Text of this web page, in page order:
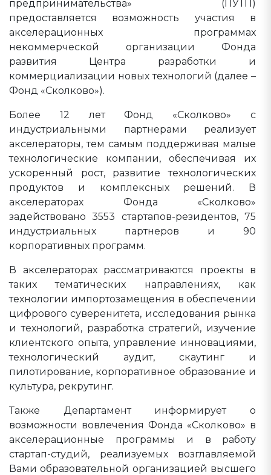
предпринимательства» (ПУТП)
предоставляется возможность участия в
акселерационных программах
некоммерческой организации Фонда
развития Центра разработки и
коммерциализации новых технологий (далее –
Фонд «Сколково»).
Более 12 лет Фонд «Сколково» с
индустриальными партнерами реализует
акселераторы, тем самым поддерживая малые
технологические компании, обеспечивая их
ускоренный рост, развитие технологических
продуктов и комплексных решений. В
акселераторах Фонда «Сколково»
задействовано 3553 стартапов-резидентов, 75
индустриальных партнеров и 90
корпоративных программ.
В акселераторах рассматриваются проекты в
таких тематических направлениях, как
технологии импортозамещения в обеспечении
цифрового суверенитета, исследования рынка
и технологий, разработка стратегий, изучение
клиентского опыта, управление инновациями,
технологический аудит, скаутинг и
пилотирование, корпоративное образование и
культура, рекрутинг.
Также Департамент информирует о
возможности вовлечения Фонда «Сколково» в
акселерационные программы и в работу
стартап-студий, реализуемых возглавляемой
Вами образовательной организацией высшего